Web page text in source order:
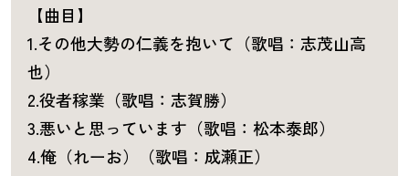
【曲目】
1.その他大勢の仁義を抱いて（歌唱：志茂山高
也）
2.役者稼業（歌唱：志賀勝）
3.悪いと思っています（歌唱：松本泰郎）
4.俺（れーお）（歌唱：成瀬正）